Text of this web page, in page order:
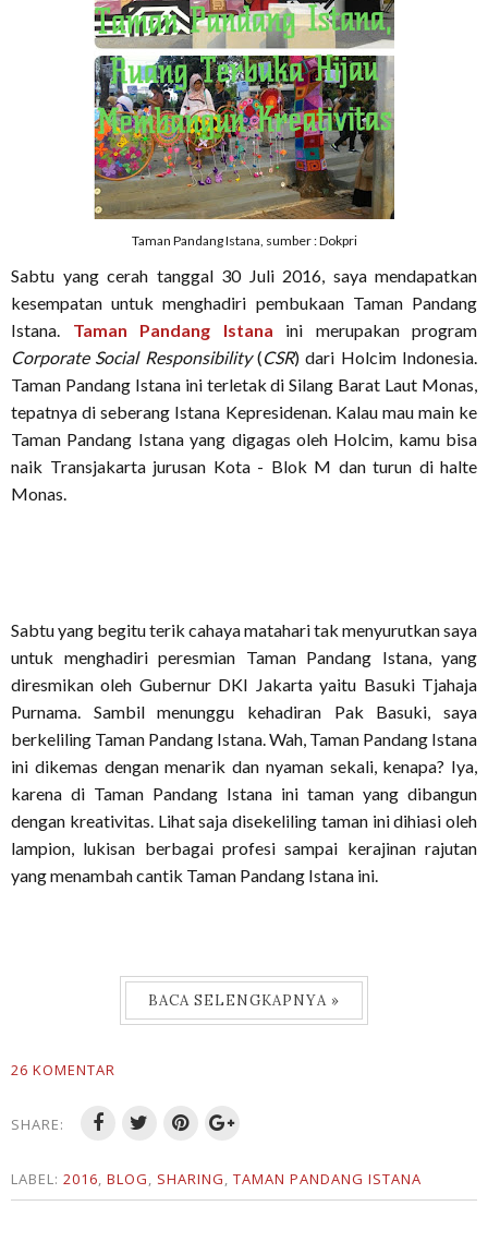
Taman Pandang Istana, sumber : Dokpri
Sabtu yang cerah tanggal 30 Juli 2016, saya mendapatkan
kesempatan untuk menghadiri pembukaan Taman Pandang
Istana. Taman Pandang Istana ini merupakan program
Corporate Social Responsibility(CSR) dari Holcim Indonesia.
Taman Pandang Istana ini terletak di Silang Barat Laut Monas,
tepatnya di seberang Istana Kepresidenan. Kalau mau main ke
Taman Pandang Istana yang digagas oleh Holcim, kamu bisa
naik Transjakarta jurusan Kota - Blok M dan turun di halte
Monas.
Sabtu yang begitu terik cahaya matahari tak menyurutkan saya
untuk menghadiri peresmian Taman Pandang Istana, yang
diresmikan oleh Gubernur DKI Jakarta yaitu Basuki Tjahaja
Purnama. Sambil menunggu kehadiran Pak Basuki, saya
berkeliling Taman Pandang Istana. Wah, Taman Pandang Istana
ini dikemas dengan menarik dan nyaman sekali, kenapa? Iya,
karena di Taman Pandang Istana ini taman yang dibangun
dengan kreativitas. Lihat saja disekeliling taman ini dihiasi oleh
lampion, lukisan berbagai profesi sampai kerajinan rajutan
yang menambah cantik Taman Pandang Istana ini.
BACA SELENGKAPNYA »
26 KOMENTAR
SHARE:
LABEL: 2016, BLOG, SHARING, TAMAN PANDANG ISTANA